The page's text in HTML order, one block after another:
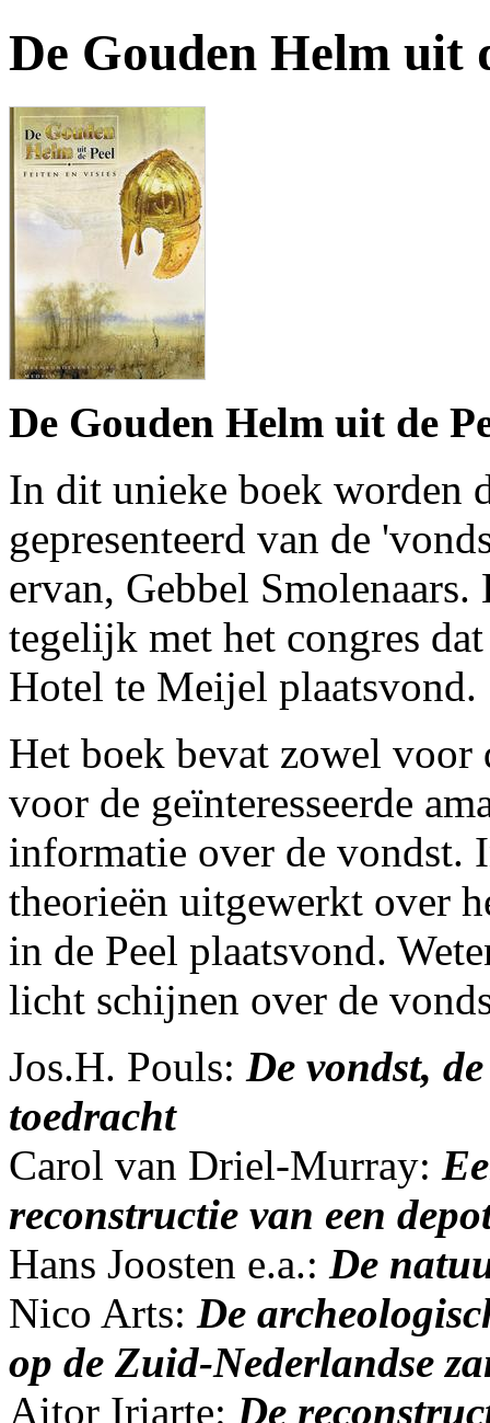
De Gouden Helm uit
De Gouden Helm uit de
In dit unieke boek worden
gepresenteerd van de
ervan, Gebbel
tegelijk met het congres
Hotel te Meijel plaatsvond.
Het boek bevat zowel voor
voor de geïnteresseerde
informatie over de vondst.
theorieën uitgewerkt over
in de Peel plaatsvond.
licht schijnen over de
Jos.H. Pouls: De vondst,
toedracht
Carol van Driel-Murray:
reconstructie van een
Hans Joosten e.a.: De
Nico Arts: De
op de Zuid-Nederlandse
Aitor Iriarte: De